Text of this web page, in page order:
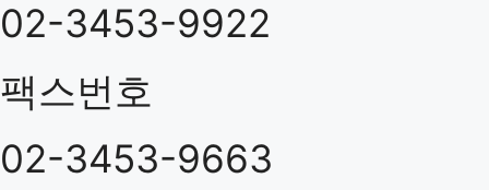
02-3453-9922
팩스번호
02-3453-9663